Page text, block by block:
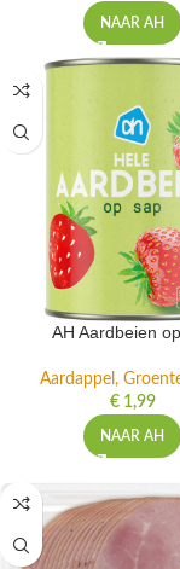
NAAR AH
AH Aardbeien
Aardappel,
€1,99
NAAR AH